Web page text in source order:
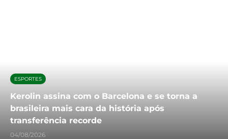
ESPORTES
Kerolin assina com o Barcelona e se torna a
brasileira mais cara da história após
transferência recorde
04/08/2026